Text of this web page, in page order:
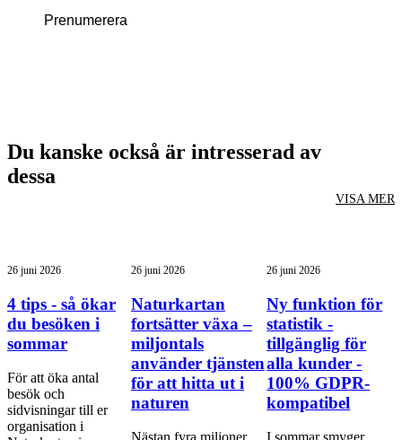
Prenumerera
Du kanske också är intresserad av
dessa
VISA MER
26 juni 2026
4 tips - så ökar
du besöken i
sommar
För att öka antal
besök och
sidvisningar till er
organisation i
26 juni 2026
Naturkartan
fortsätter växa –
miljontals
använder tjänsten
för att hitta ut i
naturen
26 juni 2026
Ny funktion för
statistik -
tillgänglig för
alla kunder -
100% GDPR-
kompatibel